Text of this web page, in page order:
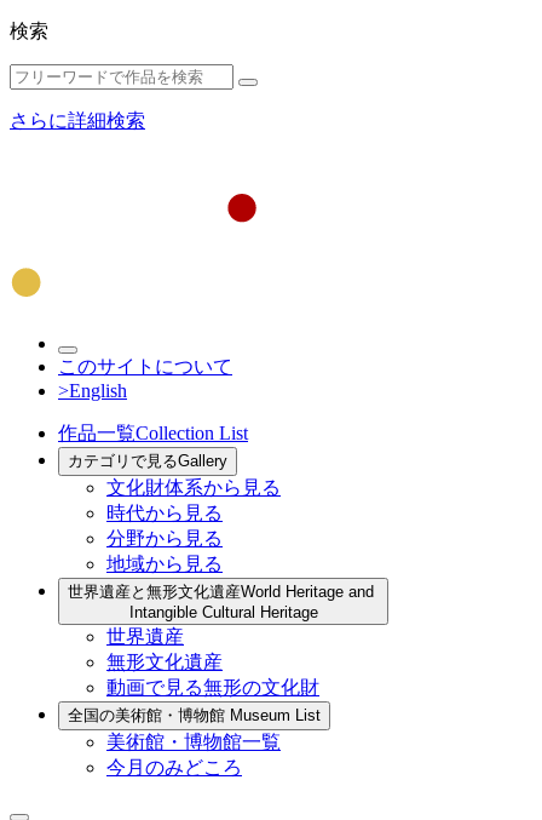
検索
さらに詳細検索
このサイトについて
>English
作品一覧Collection List
カテゴリで見るGallery
文化財体系から見る
時代から見る
分野から見る
地域から見る
世界遺産と無形文化遺産World Heritage and
Intangible Cultural Heritage
世界遺産
無形文化遺産
動画で見る無形の文化財
全国の美術館・博物館 Museum List
美術館・博物館一覧
今月のみどころ